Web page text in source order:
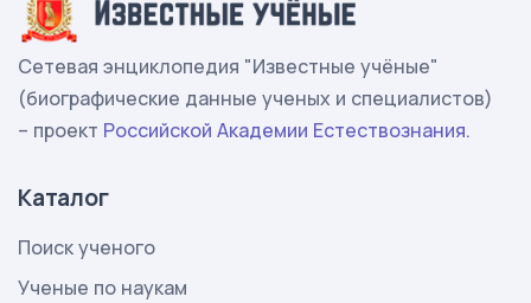
Сетевая энциклопедия "Известные учёные"
(биографические данные ученых и специалистов)
– проект Российской Академии Естествознания.
Каталог
Поиск ученого
Ученые по наукам